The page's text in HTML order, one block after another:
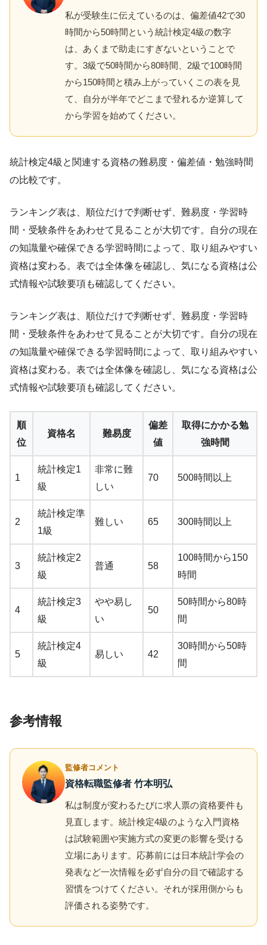
私が受験生に伝えているのは、偏差値42で30
時間から50時間という統計検定4級の数字
は、あくまで助走にすぎないということで
す。3級で50時間から80時間、2級で100時間
から150時間と積み上がっていくこの表を見
て、自分が半年でどこまで登れるか逆算して
から学習を始めてください。
統計検定4級と関連する資格の難易度・偏差値・勉強時間
の比較です。
ランキング表は、順位だけで判断せず、難易度・学習時
間・受験条件をあわせて見ることが大切です。自分の現在
の知識量や確保できる学習時間によって、取り組みやすい
資格は変わる。表では全体像を確認し、気になる資格は公
式情報や試験要項も確認してください。
ランキング表は、順位だけで判断せず、難易度・学習時
間・受験条件をあわせて見ることが大切です。自分の現在
の知識量や確保できる学習時間によって、取り組みやすい
資格は変わる。表では全体像を確認し、気になる資格は公
式情報や試験要項も確認してください。
順
位
資格名 難易度
偏差
値
取得にかかる勉
強時間
1
統計検定1
級
非常に難
しい
70 500時間以上
2
統計検定準
1級
難しい 65 300時間以上
3
統計検定2
級
普通 58
100時間から150
時間
4
統計検定3
級
やや易し
い
50
50時間から80時
間
5
統計検定4
級
易しい 42
30時間から50時
間
参考情報
監修者コメント
資格転職監修者 竹本明弘
私は制度が変わるたびに求人票の資格要件も
見直します。統計検定4級のような入門資格
は試験範囲や実施方式の変更の影響を受ける
立場にあります。応募前には日本統計学会の
発表など一次情報を必ず自分の目で確認する
習慣をつけてください。それが採用側からも
評価される姿勢です。